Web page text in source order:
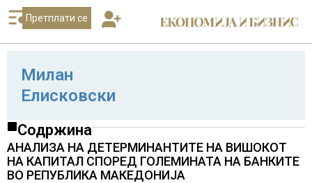
Претплати се
Милан
Елисковски
Содржина
АНАЛИЗА НА ДЕТЕРМИНАНТИТЕ НА ВИШОКОТ
НА КАПИТАЛ СПОРЕД ГОЛЕМИНАТА НА БАНКИТЕ
ВО РЕПУБЛИКА МАКЕДОНИЈА